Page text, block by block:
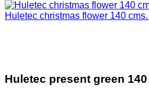
Huletec christmas flower 140 cms.
Huletec present green